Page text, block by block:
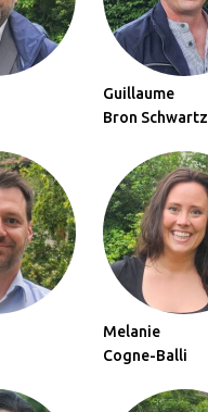
Guillaume
Bron Schwartz
Melanie
Cogne-Balli